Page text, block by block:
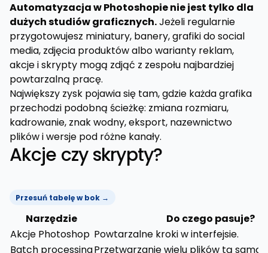
Automatyzacja w Photoshopie nie jest tylko dla
dużych studiów graficznych.Jeżeli regularnie
przygotowujesz miniatury, banery, grafiki do social
media, zdjęcia produktów albo warianty reklam,
akcje i skrypty mogą zdjąć z zespołu najbardziej
powtarzalną pracę.
Największy zysk pojawia się tam, gdzie każda grafika
przechodzi podobną ścieżkę: zmiana rozmiaru,
kadrowanie, znak wodny, eksport, nazewnictwo
plików i wersje pod różne kanały.
Akcje czy skrypty?
Przesuń tabelę w bok →
Narzędzie
Do czego pasuje?
Akcje Photoshop Powtarzalne kroki w interfejsie.
Batch processingPrzetwarzanie wielu plików tą samą